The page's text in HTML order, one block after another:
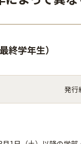
終学年生）
発行